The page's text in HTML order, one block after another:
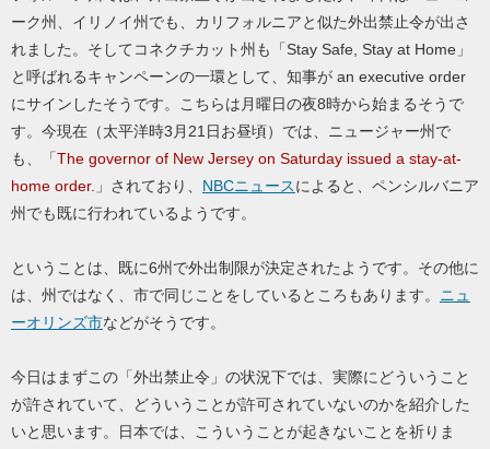
ーク州、イリノイ州でも、カリフォルニアと似た外出禁止令が出さ
れました。そしてコネクチカット州も「Stay Safe, Stay at Home」
と呼ばれるキャンペーンの一環として、知事が an executive order
にサインしたそうです。こちらは月曜日の夜8時から始まるそうで
す。今現在（太平洋時3月21日お昼頃）では、ニュージャー州で
も、「The governor of New Jersey on Saturday issued a stay-at-
home order. 」されており、 NBCニュースによると、ペンシルバニア
州でも既に行われているようです。
ということは、既に6州で外出制限が決定されたようです。その他に
は、州ではなく、市で同じことをしているところもあります。 ニュ
ーオリンズ市などがそうです。
今日はまずこの「外出禁止令」の状況下では、実際にどういうこと
が許されていて、どういうことが許可されていないのかを紹介した
いと思います。日本では、こういうことが起きないことを祈りま